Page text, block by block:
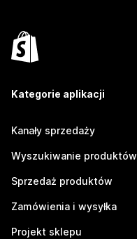
Kategorie aplikacji
Kanały sprzedaży
Wyszukiwanie produktów
Sprzedaż produktów
Zamówienia i wysyłka
Projekt sklepu